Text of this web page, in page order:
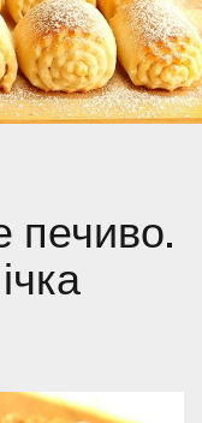
печиво.